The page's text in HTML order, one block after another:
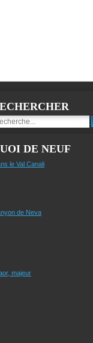
DE NEUF
le Val Canali
de Neva
majeur